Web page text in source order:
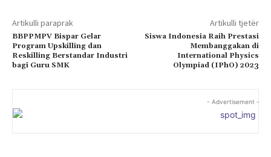
Artikulli paraprak
BBPPMPV Bispar Gelar
Program Upskilling dan
Reskilling Berstandar Industri
bagi Guru SMK
Artikulli tjetër
Siswa Indonesia Raih Prestasi
Membanggakan di
International Physics
Olympiad (IPhO) 2023
- Advertisement -